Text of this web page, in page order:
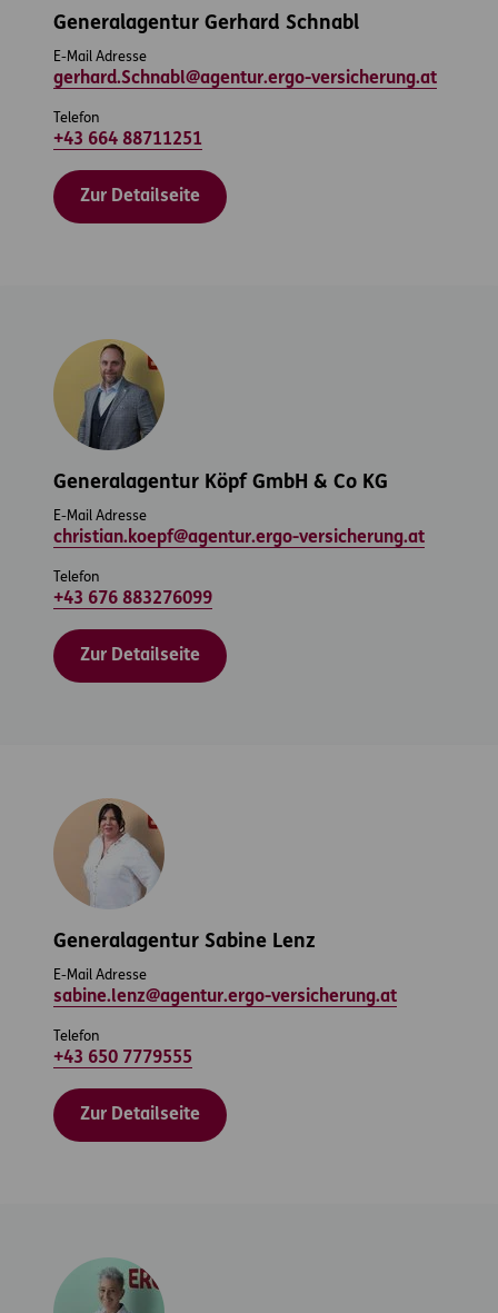
Generalagentur Gerhard Schnabl
E-Mail Adresse
gerhard.Schnabl@agentur.ergo-versicherung.at
Telefon
+43 664 88711251
Zur Detailseite
Generalagentur Köpf GmbH & Co KG
E-Mail Adresse
christian.koepf@agentur.ergo-versicherung.at
Telefon
+43 676 883276099
Zur Detailseite
Generalagentur Sabine Lenz
E-Mail Adresse
sabine.lenz@agentur.ergo-versicherung.at
Telefon
+43 650 7779555
Zur Detailseite